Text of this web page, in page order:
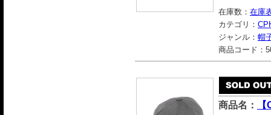
在庫数： 在庫
カテゴリ：
ジャンル： 帽
商品コード：
商品名：